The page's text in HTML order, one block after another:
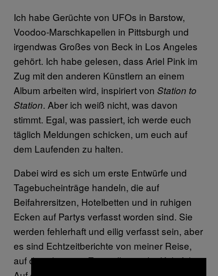
Ich habe Gerüchte von UFOs in Barstow,
Voodoo-Marschkapellen in Pittsburgh und
irgendwas Großes von Beck in Los Angeles
gehört. Ich habe gelesen, dass Ariel Pink im
Zug mit den anderen Künstlern an einem
Album arbeiten wird, inspiriert von Station to
Station. Aber ich weiß nicht, was davon
stimmt. Egal, was passiert, ich werde euch
täglich Meldungen schicken, um euch auf
dem Laufenden zu halten.
Dabei wird es sich um erste Entwürfe und
Tagebucheinträge handeln, die auf
Beifahrersitzen, Hotelbetten und in ruhigen
Ecken auf Partys verfasst worden sind. Sie
werden fehlerhaft und eilig verfasst sein, aber
es sind Echtzeitberichte von meiner Reise,
auf der ich einem Zug voller cooler Kids folge.